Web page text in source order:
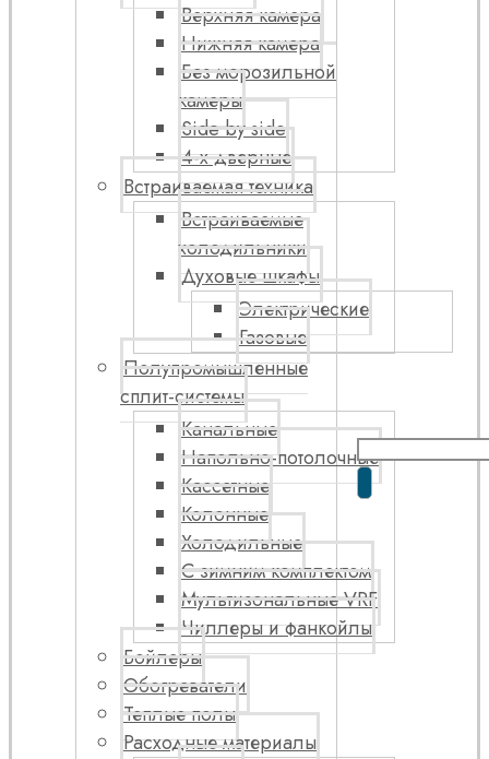
Верхняя камера
Нижняя камера
Без морозильной
камеры
Side by side
4-х дверные
Встраиваемая техника
Встраиваемые
холодильники
Духовые шкафы
Электрические
Газовые
Полупромышленные
сплит-системы
Канальные
Напольно-потолочные
Кассетные
Колонные
Холодильные
С зимним комплектом
Мультизональные VRF
Чиллеры и фанкойлы
Бойлеры
Обогреватели
Теплые полы
Расходные материалы